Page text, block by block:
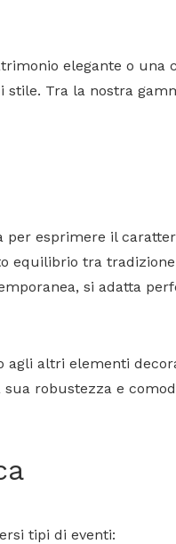
elegante o una
Tra la nostra
esprimere il
equilibrio tra
si adatta
agli altri elementi
robustezza e
tipi di eventi: